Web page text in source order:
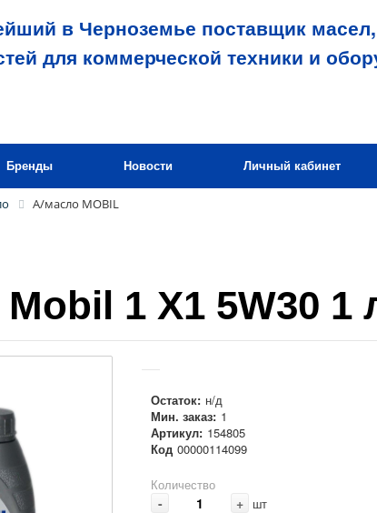
в Черноземье поставщик
для коммерческой техники и
Бренды Новости Личный кабинет
А/масло MOBIL
1 X1 5W30 1
Остаток: н/д
Мин. заказ: 1
Артикул: 154805
Код 00000114099
Количество
- + шт